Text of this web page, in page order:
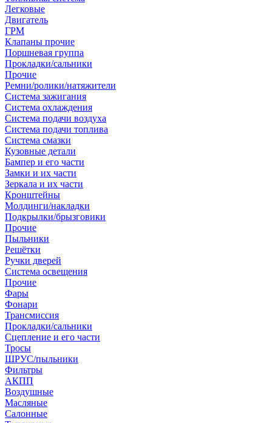
Легковые
Двигатель
ГРМ
Клапаны прочие
Поршневая группа
Прокладки/сальники
Прочие
Ремни/ролики/натяжители
Система зажигания
Система охлаждения
Система подачи воздуха
Система подачи топлива
Система смазки
Кузовные детали
Бампер и его части
Замки и их части
Зеркала и их части
Кронштейны
Молдинги/накладки
Подкрылки/брызговики
Прочие
Пыльники
Решётки
Ручки дверей
Система освещения
Прочие
Фары
Фонари
Трансмиссия
Прокладки/сальники
Сцепление и его части
Тросы
ШРУС/пыльники
Фильтры
АКПП
Воздушные
Масляные
Салонные